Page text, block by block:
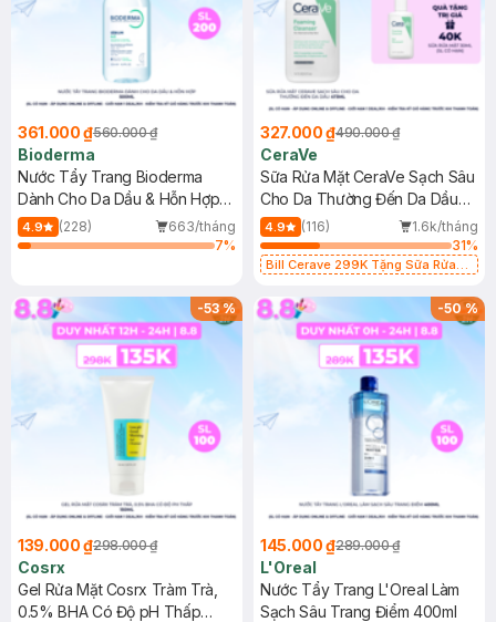
361.000 ₫560.000 ₫
Bioderma
Nước Tẩy Trang Bioderma
Dành Cho Da Dầu & Hỗn Hợp
500ml
4.9 (228)
663/tháng
7%
327.000 ₫490.000 ₫
CeraVe
Sữa Rửa Mặt CeraVe Sạch Sâu
Cho Da Thường Đến Da Dầu
473ml
4.9 (116)
1.6k/tháng
31%
Bill Cerave 299K Tặng Sữa Rửa
-53%
139.000 ₫298.000 ₫
Cosrx
Gel Rửa Mặt Cosrx Tràm Trà,
0.5% BHA Có Độ pH Thấp
-50%
145.000 ₫289.000 ₫
L'Oreal
Nước Tẩy Trang L'Oreal Làm
Sạch Sâu Trang Điểm 400ml